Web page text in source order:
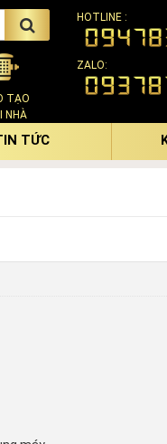
TẠO
NHÀ
HOTLINE :
ZALO:
TỨC